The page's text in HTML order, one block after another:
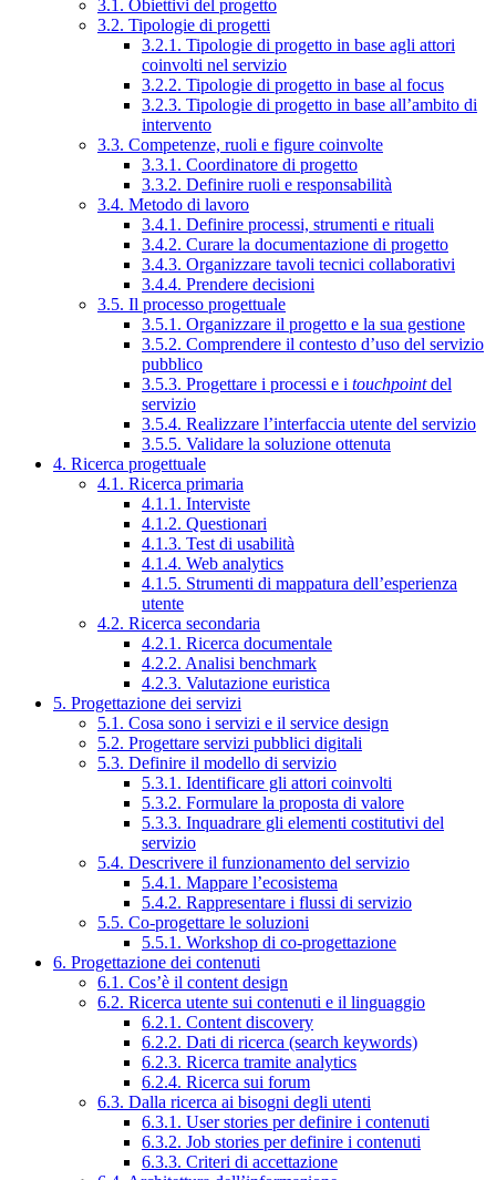
3.1. Obiettivi del progetto
3.2. Tipologie di progetti
3.2.1. Tipologie di progetto in base agli attori
coinvolti nel servizio
3.2.2. Tipologie di progetto in base al focus
3.2.3. Tipologie di progetto in base all’ambito di
intervento
3.3. Competenze, ruoli e figure coinvolte
3.3.1. Coordinatore di progetto
3.3.2. Definire ruoli e responsabilità
3.4. Metodo di lavoro
3.4.1. Definire processi, strumenti e rituali
3.4.2. Curare la documentazione di progetto
3.4.3. Organizzare tavoli tecnici collaborativi
3.4.4. Prendere decisioni
3.5. Il processo progettuale
3.5.1. Organizzare il progetto e la sua gestione
3.5.2. Comprendere il contesto d’uso del servizio
pubblico
3.5.3. Progettare i processi e i touchpointdel
servizio
3.5.4. Realizzare l’interfaccia utente del servizio
3.5.5. Validare la soluzione ottenuta
4. Ricerca progettuale
4.1. Ricerca primaria
4.1.1. Interviste
4.1.2. Questionari
4.1.3. Test di usabilità
4.1.4. Web analytics
4.1.5. Strumenti di mappatura dell’esperienza
utente
4.2. Ricerca secondaria
4.2.1. Ricerca documentale
4.2.2. Analisi benchmark
4.2.3. Valutazione euristica
5. Progettazione dei servizi
5.1. Cosa sono i servizi e il service design
5.2. Progettare servizi pubblici digitali
5.3. Definire il modello di servizio
5.3.1. Identificare gli attori coinvolti
5.3.2. Formulare la proposta di valore
5.3.3. Inquadrare gli elementi costitutivi del
servizio
5.4. Descrivere il funzionamento del servizio
5.4.1. Mappare l’ecosistema
5.4.2. Rappresentare i flussi di servizio
5.5. Co-progettare le soluzioni
5.5.1. Workshop di co-progettazione
6. Progettazione dei contenuti
6.1. Cos’è il content design
6.2. Ricerca utente sui contenuti e il linguaggio
6.2.1. Content discovery
6.2.2. Dati di ricerca (search keywords)
6.2.3. Ricerca tramite analytics
6.2.4. Ricerca sui forum
6.3. Dalla ricerca ai bisogni degli utenti
6.3.1. User stories per definire i contenuti
6.3.2. Job stories per definire i contenuti
6.3.3. Criteri di accettazione